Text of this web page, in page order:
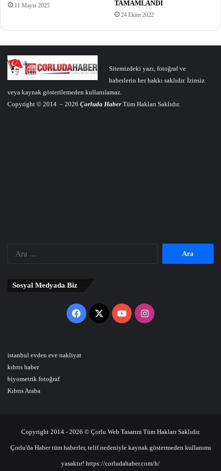
11 Mayıs 2025
TAMAMLANDI
24 Ekim 2022
Sitemizdeki yazı, fotoğraf ve
haberlerin her hakkı saklıdır. İzinsiz
veya kaynak gösterilemeden kullanılamaz.
Copyright © 2014 – 2026 Çorluda Haber Tüm Hakları Saklıdır.
Sosyal Medyada Biz
Facebook
X YouTubeInstagram
istanbul evden eve nakliyat
kıbrıs haber
biyometrik fotoğraf
Kıbrıs Araba
Copyright 2014 - 2026 © Çorlu Web Tasarım Tüm Hakları Saklıdır.
Çorlu'da Haber tüm haberler, telif nedeniyle kaynak göstermeden kullanımı
yasaktır! https://corludahaber.com/h/